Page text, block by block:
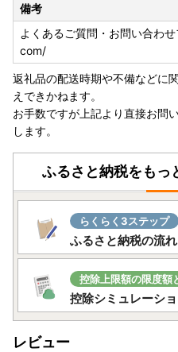
備考
よくあるご質問・お問い合わ
com/
返礼品の配送時期や不備などに
えできかねます。
お手数ですが上記より直接お問
します。
ふるさと納税をもっ
らくらく3ステップ
ふるさと納税の流れ
控除上限額の限度額
控除シミュレーシ
レビュー